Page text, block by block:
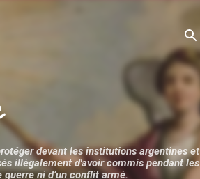
devant les institutions argentines et
illégalement d'avoir commis pendant les
ni d’un conflit armé.